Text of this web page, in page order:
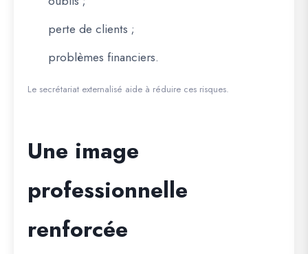
perte de clients ;
problèmes financiers.
Le secrétariat externalisé aide à réduire ces risques.
Une image
professionnelle
renforcée